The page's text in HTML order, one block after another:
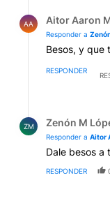
AA Aitor Aaron
Responder a
Besos, y que
RESPONDER
ZM Zenón M
Responder a Aitor
Dale besos a
RESPONDER